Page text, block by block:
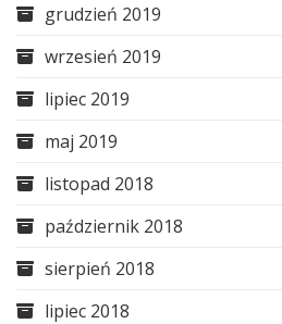
grudzień 2019
wrzesień 2019
lipiec 2019
maj 2019
listopad 2018
październik 2018
sierpień 2018
lipiec 2018